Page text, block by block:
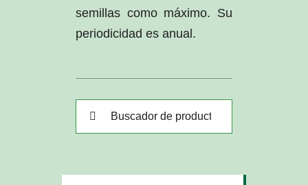
semillas como máximo. Su
periodicidad es anual.
Buscar: